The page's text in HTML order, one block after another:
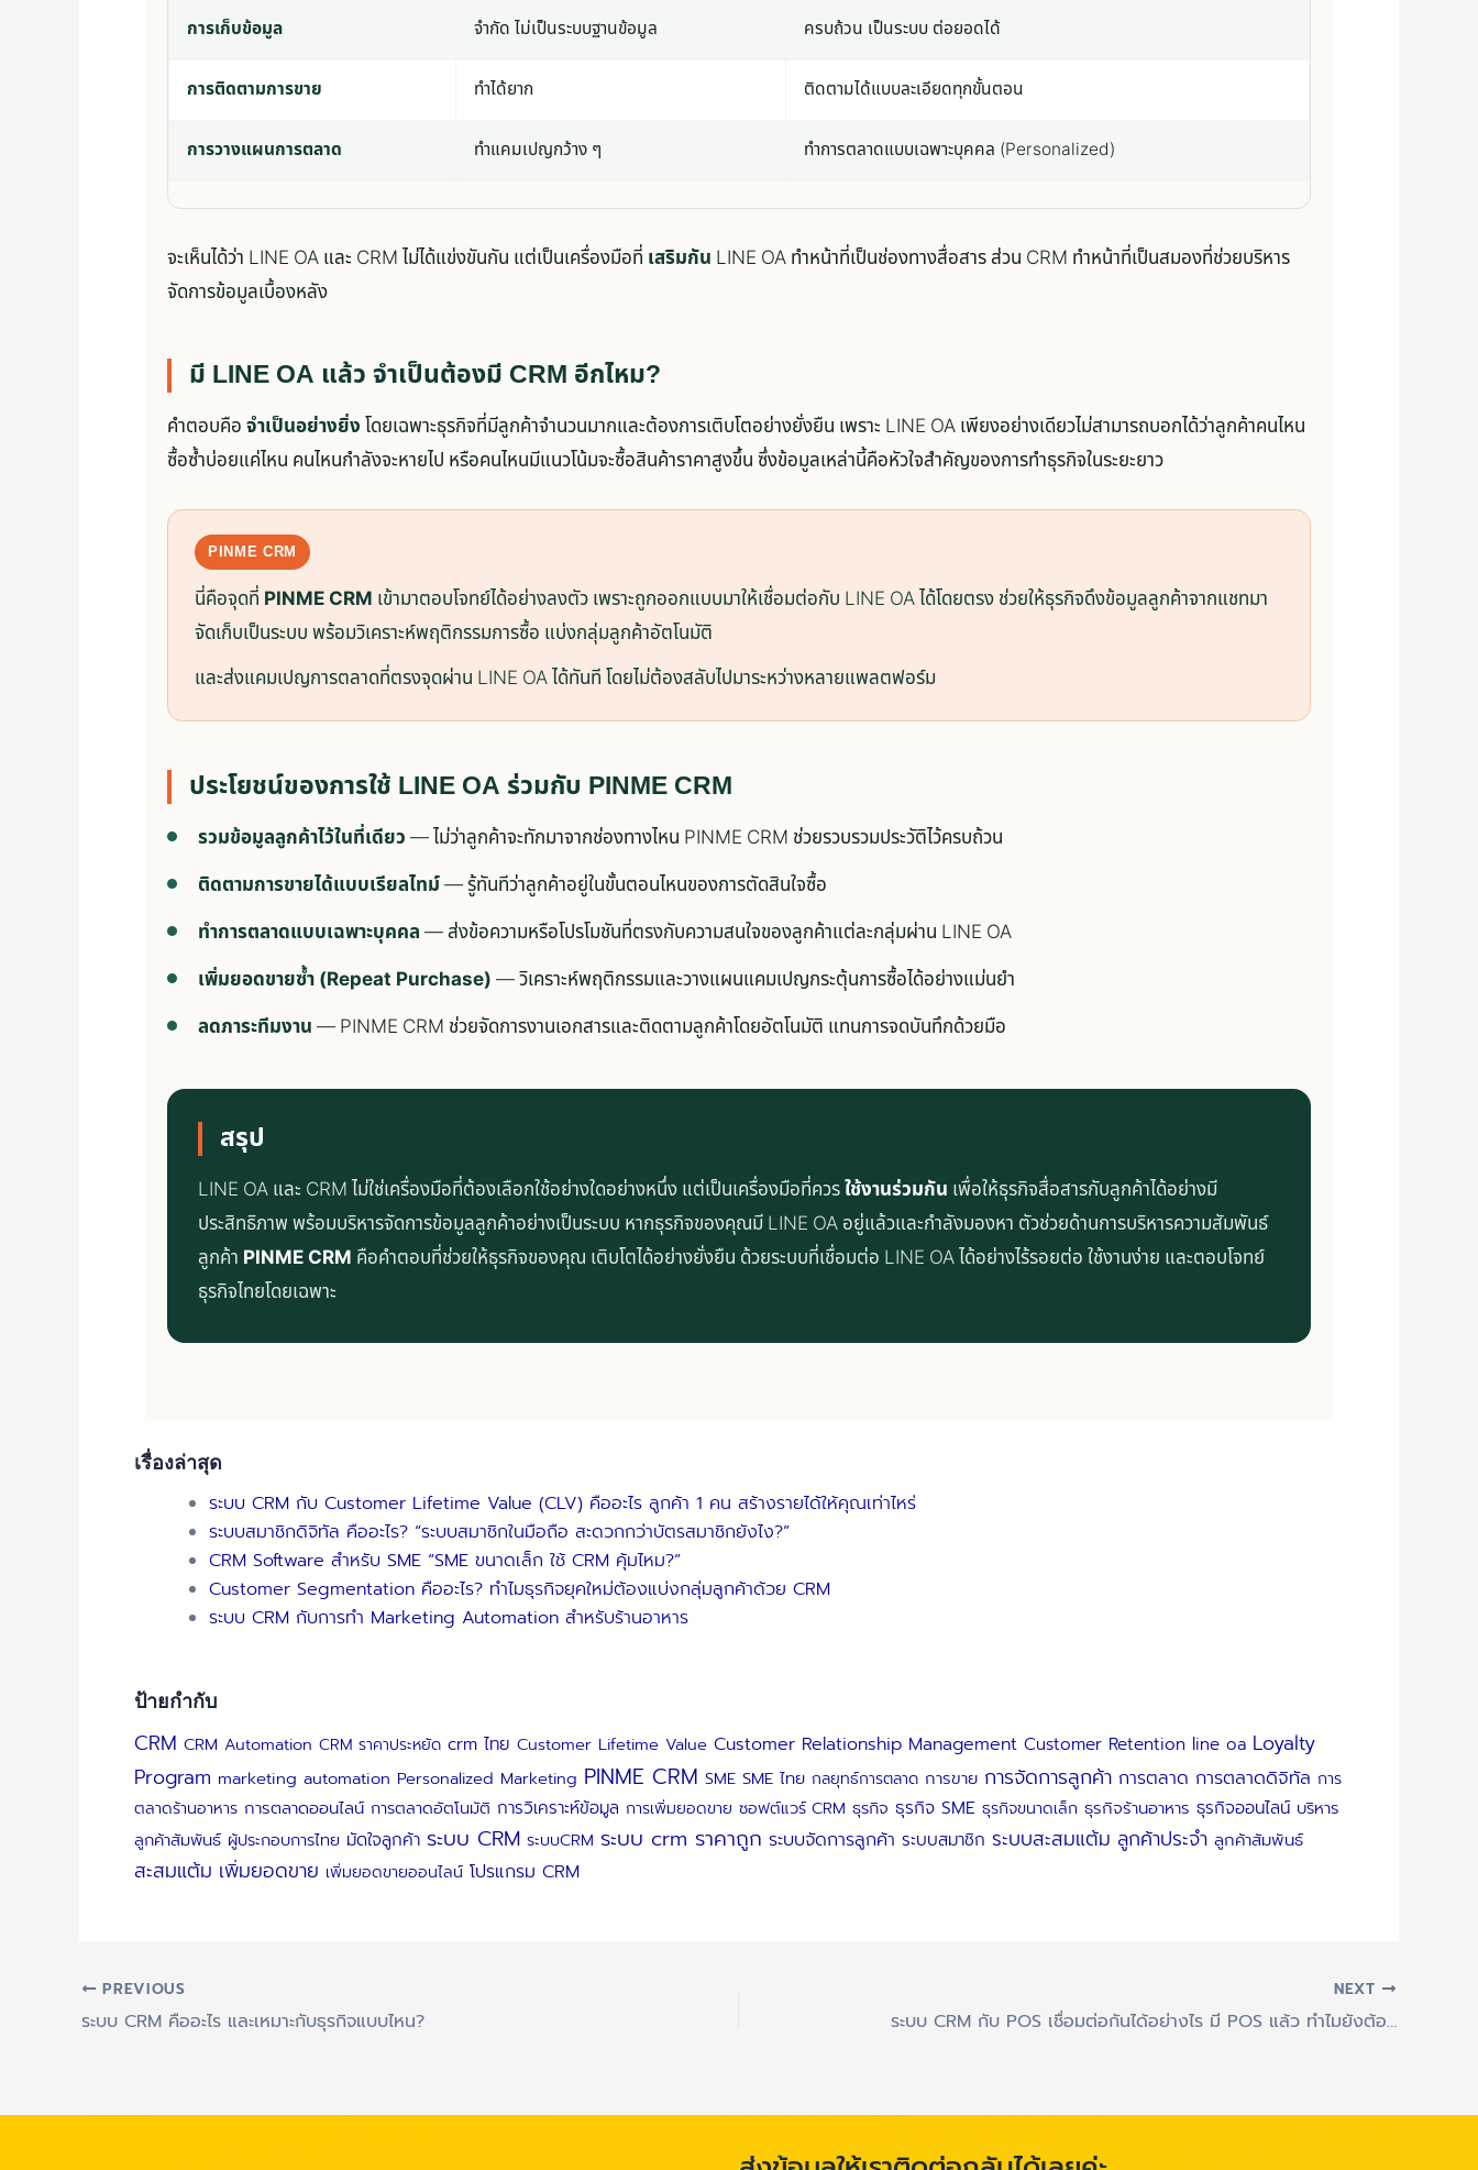
การเก็บข้อมูล จำกัด ไม่เป็นระบบฐานข้อมูล ครบถ้วน เป็นระบบ ต่อยอดได้
การติดตามการขาย ทำได้ยาก ติดตามได้แบบละเอียดทุกขั้นตอน
การวางแผนการตลาด ทำแคมเปญกว้าง ๆ ทำการตลาดแบบเฉพาะบุคคล (Personalized)
จะเห็นได้ว่า LINE OA และ CRM ไม่ได้แข่งขันกัน แต่เป็นเครื่องมือที่ เสริมกัน LINE OA ทำหน้าที่เป็นช่องทางสื่อสาร ส่วน CRM ทำหน้าที่เป็นสมองที่ช่วยบริหาร
จัดการข้อมูลเบื้องหลัง
มี LINE OA แล้ว จำเป็นต้องมี CRM อีกไหม?
คำตอบคือจำเป็นอย่างยิ่งโดยเฉพาะธุรกิจที่มีลูกค้าจำนวนมากและต้องการเติบโตอย่างยั่งยืน เพราะ LINE OA เพียงอย่างเดียวไม่สามารถบอกได้ว่าลูกค้าคนไหน
ซื้อซ้ำบ่อยแค่ไหน คนไหนกำลังจะหายไป หรือคนไหนมีแนวโน้มจะซื้อสินค้าราคาสูงขึ้น ซึ่งข้อมูลเหล่านี้คือหัวใจสำคัญของการทำธุรกิจในระยะยาว
นี่คือจุดที่ PINME CRM เข้ามาตอบโจทย์ได้อย่างลงตัว เพราะถูกออกแบบมาให้เชื่อมต่อกับ LINE OA ได้โดยตรง ช่วยให้ธุรกิจดึงข้อมูลลูกค้าจากแชทมา
จัดเก็บเป็นระบบ พร้อมวิเคราะห์พฤติกรรมการซื้อ แบ่งกลุ่มลูกค้าอัตโนมัติ
และส่งแคมเปญการตลาดที่ตรงจุดผ่าน LINE OA ได้ทันที โดยไม่ต้องสลับไปมาระหว่างหลายแพลตฟอร์ม
ประโยชน์ของการใช้ LINE OA ร่วมกับ PINME CRM
รวมข้อมูลลูกค้าไว้ในที่เดียว— ไม่ว่าลูกค้าจะทักมาจากช่องทางไหน PINME CRM ช่วยรวบรวมประวัติไว้ครบถ้วน
ติดตามการขายได้แบบเรียลไทม์— รู้ทันทีว่าลูกค้าอยู่ในขั้นตอนไหนของการตัดสินใจซื้อ
ทำการตลาดแบบเฉพาะบุคคล— ส่งข้อความหรือโปรโมชันที่ตรงกับความสนใจของลูกค้าแต่ละกลุ่มผ่าน LINE OA
เพิ่มยอดขายซ้ำ (Repeat Purchase)— วิเคราะห์พฤติกรรมและวางแผนแคมเปญกระตุ้นการซื้อได้อย่างแม่นยำ
ลดภาระทีมงาน— PINME CRM ช่วยจัดการงานเอกสารและติดตามลูกค้าโดยอัตโนมัติ แทนการจดบันทึกด้วยมือ
สรุป
LINE OA และ CRM ไม่ใช่เครื่องมือที่ต้องเลือกใช้อย่างใดอย่างหนึ่ง แต่เป็นเครื่องมือที่ควรใช้งานร่วมกัน เพื่อให้ธุรกิจสื่อสารกับลูกค้าได้อย่างมี
ประสิทธิภาพ พร้อมบริหารจัดการข้อมูลลูกค้าอย่างเป็นระบบ หากธุรกิจของคุณมี LINE OA อยู่แล้วและกำลังมองหา ตัวช่วยด้านการบริหารความสัมพันธ์
ลูกค้า PINME CRM คือคำตอบที่ช่วยให้ธุรกิจของคุณ เติบโตได้อย่างยั่งยืน ด้วยระบบที่เชื่อมต่อ LINE OA ได้อย่างไร้รอยต่อ ใช้งานง่าย และตอบโจทย์
ธุรกิจไทยโดยเฉพาะ
เรื่องล่าสุด
ระบบ CRM กับ Customer Lifetime Value (CLV) คืออะไร ลูกค้า 1 คน สร้างรายได้ให้คุณเท่าไหร่
ระบบสมาชิกดิจิทัล คืออะไร? “ระบบสมาชิกในมือถือ สะดวกกว่าบัตรสมาชิกยังไง?”
CRM Software สำหรับ SME “SME ขนาดเล็ก ใช้ CRM คุ้มไหม?”
Customer Segmentation คืออะไร? ทำไมธุรกิจยุคใหม่ต้องแบ่งกลุ่มลูกค้าด้วย CRM
ระบบ CRM กับการทำ Marketing Automation สำหรับร้านอาหาร
ป้ายกำกับ
CRM CRM Automation CRM ราคาประหยัด crm ไทย Customer Lifetime Value Customer Relationship Management Customer Retention line oa Loyalty
Program marketing automation Personalized Marketing PINME CRM SME SME ไทย กลยุทธ์การตลาด การขาย การจัดการลูกค้า การตลาด การตลาดดิจิทัล การ
ตลาดร้านอาหาร การตลาดออนไลน์ การตลาดอัตโนมัติ การวิเคราะห์ข้อมูล การเพิ่มยอดขาย ซอฟต์แวร์ CRM ธุรกิจ ธุรกิจ SME ธุรกิจขนาดเล็ก ธุรกิจร้านอาหาร ธุรกิจออนไลน์ บริหาร
ลูกค้าสัมพันธ์ ผู้ประกอบการไทย มัดใจลูกค้า ระบบ CRM ระบบCRM ระบบ crm ราคาถูก ระบบจัดการลูกค้า ระบบสมาชิก ระบบสะสมแต้ม ลูกค้าประจำ ลูกค้าสัมพันธ์
สะสมแต้ม เพิ่มยอดขาย เพิ่มยอดขายออนไลน์ โปรแกรม CRM
PREVIOUS
ระบบ CRM คืออะไร และเหมาะกับธุรกิจแบบไหน?
NEXT
ระบบ CRM กับ POS เชื่อมต่อกันได้อย่างไร มี POS แล้ว ทำไมยังต้องใช้ CRM?